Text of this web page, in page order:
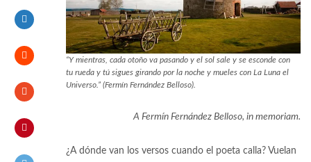
“Y mientras, cada otoño va pasando y el sol sale y se esconde con
tu rueda y tú sigues girando por la noche y mueles con La Luna el
Universo.” (Fermín Fernández Belloso).
A Fermín Fernández Belloso, in memoriam.
¿A dónde van los versos cuando el poeta calla? Vuelan